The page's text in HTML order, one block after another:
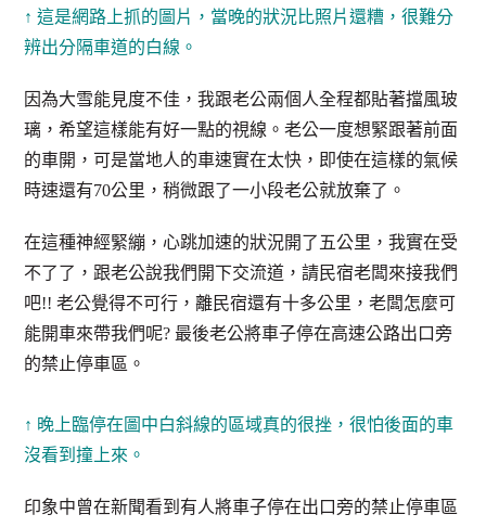
↑ 這是網路上抓的圖片，當晚的狀況比照片還糟，很難分
辨出分隔車道的白線。
因為大雪能見度不佳，我跟老公兩個人全程都貼著擋風玻
璃，希望這樣能有好一點的視線。老公一度想緊跟著前面
的車開，可是當地人的車速實在太快，即使在這樣的氣候
時速還有70公里，稍微跟了一小段老公就放棄了。
在這種神經緊繃，心跳加速的狀況開了五公里，我實在受
不了了，跟老公說我們開下交流道，請民宿老闆來接我們
吧!! 老公覺得不可行，離民宿還有十多公里，老闆怎麼可
能開車來帶我們呢? 最後老公將車子停在高速公路出口旁
的禁止停車區。
↑ 晚上臨停在圖中白斜線的區域真的很挫，很怕後面的車
沒看到撞上來。
印象中曾在新聞看到有人將車子停在出口旁的禁止停車區